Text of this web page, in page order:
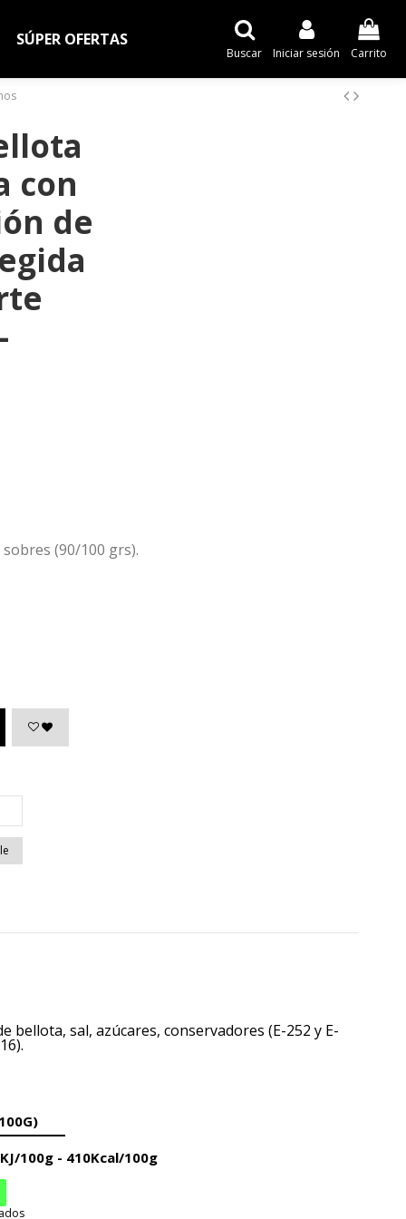
SÚPER OFERTAS
Buscar Iniciar sesión Carrito
con
de
sobres (90/100 grs).
10/12 sobres (90/100 grs).
bellota, sal, azúcares, conservadores (E-252 y E-
100g - 410Kcal/100g